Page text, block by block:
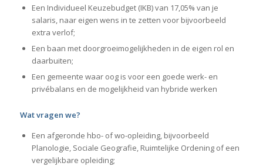
Een Individueel Keuzebudget (IKB) van 17,05% van je
salaris, naar eigen wens in te zetten voor bijvoorbeeld
extra verlof;
Een baan met doorgroeimogelijkheden in de eigen rol en
daarbuiten;
Een gemeente waar oog is voor een goede werk- en
privébalans en de mogelijkheid van hybride werken
Wat vragen we?
Een afgeronde hbo- of wo-opleiding, bijvoorbeeld
Planologie, Sociale Geografie, Ruimtelijke Ordening of een
vergelijkbare opleiding;